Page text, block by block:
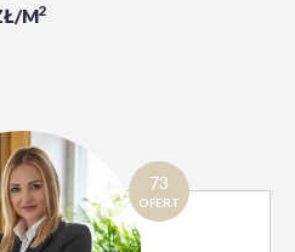
M2
73
OFERT